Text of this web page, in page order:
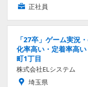
正社員
「27卒」ゲーム実況
化率高い・定着率高
町1丁目
株式会社ELシステム
埼玉県